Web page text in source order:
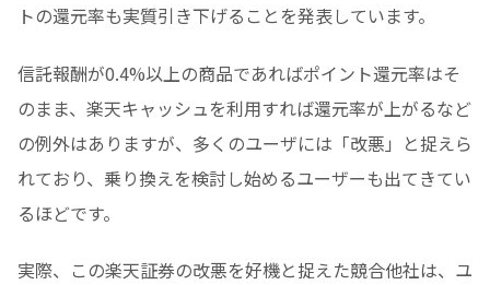
トの還元率も実質引き下げることを発表しています。
信託報酬が0.4%以上の商品であればポイント還元率はそ
のまま、楽天キャッシュを利用すれば還元率が上がるなど
の例外はありますが、多くのユーザには「改悪」と捉えら
れており、乗り換えを検討し始めるユーザーも出てきてい
るほどです。
実際、この楽天証券の改悪を好機と捉えた競合他社は、ユ